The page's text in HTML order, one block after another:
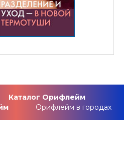
Каталог Орифлейм
Орифлейм в городах